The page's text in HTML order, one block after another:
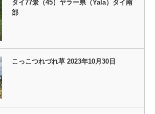
タイ77景（45）ヤラー県（Yala）タイ南
部
こっこつれづれ草 2023年10月30日